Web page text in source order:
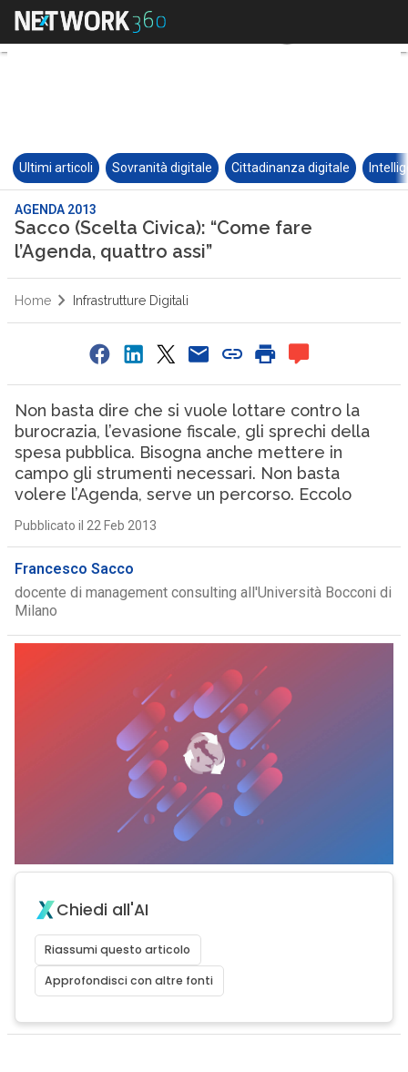
Ultimi articoli Sovranità digitale Cittadinanza digitale
AGENDA 2013
Sacco (Scelta Civica): “Come fare
l’Agenda, quattro assi”
Home Infrastrutture Digitali
Non basta dire che si vuole lottare contro la
burocrazia, l’evasione fiscale, gli sprechi della
spesa pubblica. Bisogna anche mettere in
campo gli strumenti necessari. Non basta
volere l’Agenda, serve un percorso. Eccolo
Pubblicato il 22 Feb 2013
Francesco Sacco
docente di management consulting all'Università Bocconi di
Milano
Chiedi all'AI
Riassumi questo articolo
Approfondisci con altre fonti